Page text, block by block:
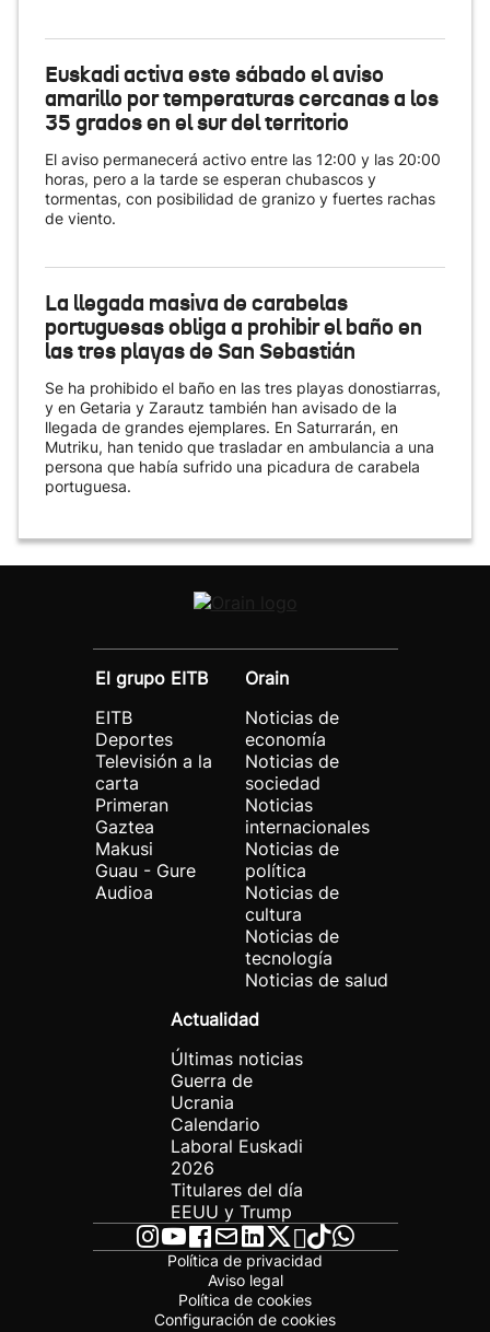
Euskadi activa este sábado el aviso
amarillo por temperaturas cercanas a los
35 grados en el sur del territorio
El aviso permanecerá activo entre las 12:00 y las 20:00
horas, pero a la tarde se esperan chubascos y
tormentas, con posibilidad de granizo y fuertes rachas
de viento.
La llegada masiva de carabelas
portuguesas obliga a prohibir el baño en
las tres playas de San Sebastián
Se ha prohibido el baño en las tres playas donostiarras,
y en Getaria y Zarautz también han avisado de la
llegada de grandes ejemplares. En Saturrarán, en
Mutriku, han tenido que trasladar en ambulancia a una
persona que había sufrido una picadura de carabela
portuguesa.
El grupo EITB
EITB
Deportes
Televisión a la
carta
Primeran
Gaztea
Makusi
Guau - Gure
Audioa
Orain
Noticias de
economía
Noticias de
sociedad
Noticias
internacionales
Noticias de
política
Noticias de
cultura
Noticias de
tecnología
Noticias de salud
Actualidad
Últimas noticias
Guerra de
Ucrania
Calendario
Laboral Euskadi
2026
Titulares del día
EEUU y Trump
Política de privacidad
Aviso legal
Política de cookies
Configuración de cookies